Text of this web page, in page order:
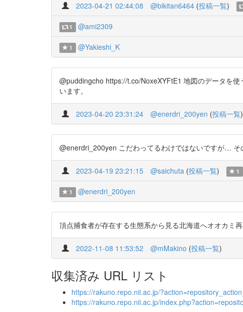
2023-04-21 02:44:08 @bikitan6464 (投稿一覧)
1 @ami2309
1 @Yakieshi_K
@puddingcho https://t.co/NoxeXYFtE1 地図のデータを
います。
2023-04-20 23:31:24 @enerdri_200yen (投稿一覧)
@enerdri_200yen こだわってるわけではないですが…
2023-04-19 23:21:15 @saichuta (投稿一覧) 1
1 @enerdri_200yen
頂点捕食者が存在する生態系から見る北海道へオオカミ
2022-11-08 11:53:52 @mMakino (投稿一覧)
収集済み URL リスト
https://rakuno.repo.nii.ac.jp/
https://rakuno.repo.nii.ac.jp/